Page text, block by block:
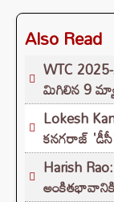
Also Read
WTC
మిగిలిన 9
Lokesh
కనగరాజ్
Harish